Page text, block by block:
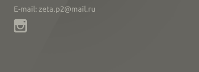
E-mail: zeta.p2@mail.ru